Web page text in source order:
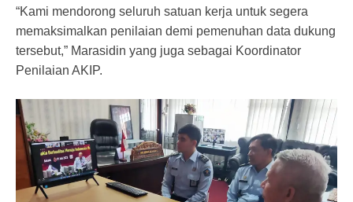
“Kami mendorong seluruh satuan kerja untuk segera
memaksimalkan penilaian demi pemenuhan data dukung
tersebut,” Marasidin yang juga sebagai Koordinator
Penilaian AKIP.